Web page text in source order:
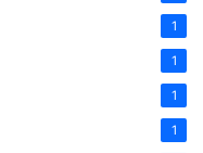
1
1
1
1